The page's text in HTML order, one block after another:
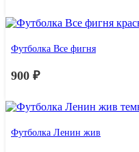
Футболка Все фигня
900 ₽
Футболка Ленин жив